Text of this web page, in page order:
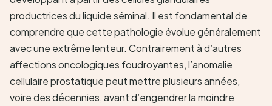
productrices du liquide séminal. Il est fondamental de
comprendre que cette pathologie évolue généralement
avec une extrême lenteur. Contrairement à d’autres
affections oncologiques foudroyantes, l’anomalie
cellulaire prostatique peut mettre plusieurs années,
voire des décennies, avant d’engendrer la moindre